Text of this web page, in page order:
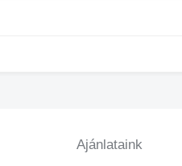
Ajánlataink